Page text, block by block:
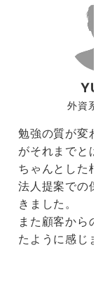
YU
外資系
勉強の質が変わ
がそれまでと
ちゃんとした
法人提案での保
きました。
また顧客から
たように感じま